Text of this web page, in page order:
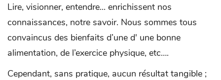
Lire, visionner, entendre... enrichissent nos
connaissances, notre savoir. Nous sommes tous
convaincus des bienfaits d’une d' une bonne
alimentation, de l’exercice physique, etc….
Cependant, sans pratique, aucun résultat tangible ;